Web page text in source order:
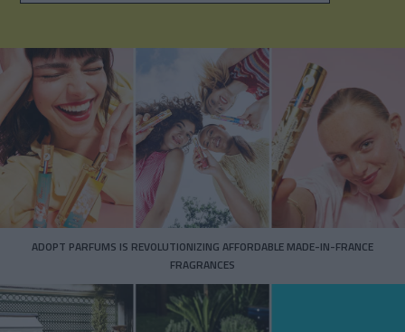
ADOPT PARFUMS IS REVOLUTIONIZING AFFORDABLE MADE-IN-FRANCE
FRAGRANCES